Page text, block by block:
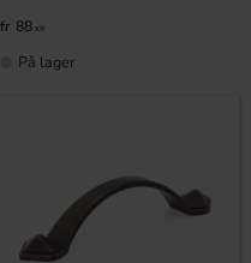
88 KR
På lager